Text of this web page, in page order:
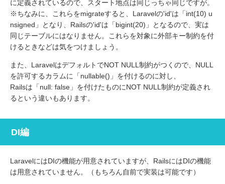
に定義されているので、スタート地点は同じっちゃ同じですが。
※ちなみに、これらをmigrateすると、Laravelの'id'は「int(10) u
nsigned」となり、Railsの'id'は「bigint(20)」となるので、実は
同じテーブルにはなりません。これらを対象に外部キー制約を付
けるときなどは気をつけましょう。
また、LaravelはデフォルトでNOT NULL制約がつくので、NULL
を許可するカラムに「nullable()」を付けるのに対し、
Railsは「null: false」を付けたものにNOT NULL制約が定義され
るという違いもあります。
DI編
LaravelにはDIの機能が用意されていますが、RailsにはDIの機能
は用意されていません。（もちろん自前で実装は可能です）